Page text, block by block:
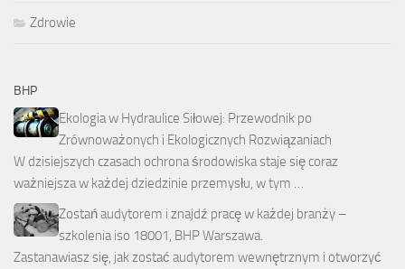
Zdrowie
BHP
Ekologia w Hydraulice Siłowej: Przewodnik po
Zrównoważonych i Ekologicznych Rozwiązaniach
W dzisiejszych czasach ochrona środowiska staje się coraz
ważniejsza w każdej dziedzinie przemysłu, w tym …
Zostań audytorem i znajdź pracę w każdej branży –
szkolenia iso 18001, BHP Warszawa.
Zastanawiasz się, jak zostać audytorem wewnętrznym i otworzyć